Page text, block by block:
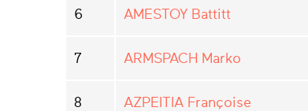
6 AMESTOY Battitt
7 ARMSPACH Marko
8 AZPEITIA Françoise